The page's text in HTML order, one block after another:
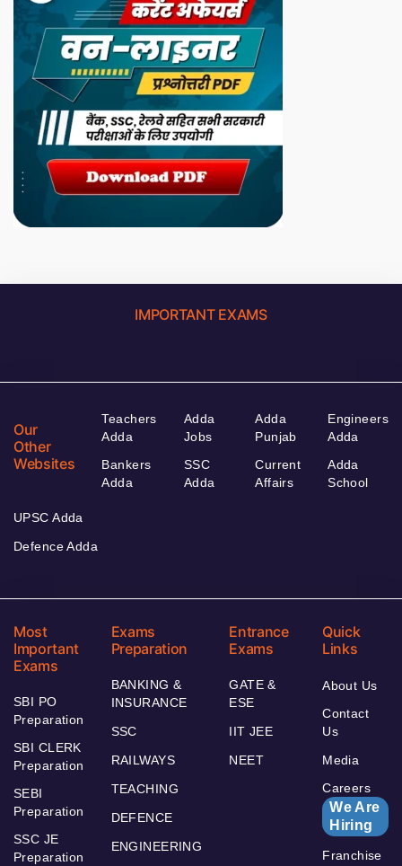
IMPORTANT EXAMS
Our
Other
Websites
Teachers
Adda
Bankers
Adda
Adda
Jobs
SSC
Adda
Adda
Punjab
Current
Affairs
Engineers
Adda
Adda
School
UPSC Adda
Defence Adda
Most
Important
Exams
SBI PO
Preparation
SBI CLERK
Preparation
SEBI
Preparation
SSC JE
Preparation
Exams
Preparation
BANKING &
INSURANCE
SSC
RAILWAYS
TEACHING
DEFENCE
ENGINEERING
Entrance
Exams
GATE &
ESE
IIT JEE
NEET
Quick
Links
About Us
Contact
Us
Media
Careers
We Are
Hiring
Franchise